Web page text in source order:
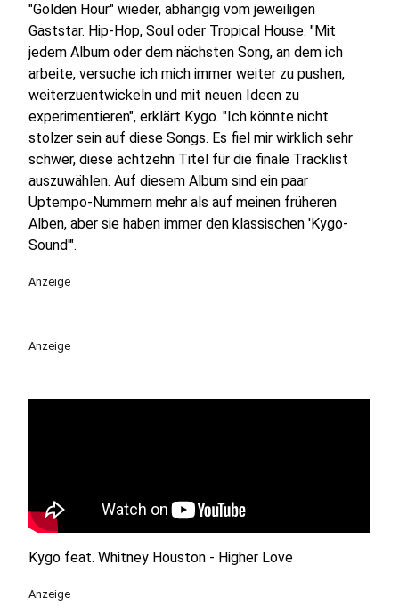
"Golden Hour" wieder, abhängig vom jeweiligen
Gaststar. Hip-Hop, Soul oder Tropical House. "Mit
jedem Album oder dem nächsten Song, an dem ich
arbeite, versuche ich mich immer weiter zu pushen,
weiterzuentwickeln und mit neuen Ideen zu
experimentieren", erklärt Kygo. "Ich könnte nicht
stolzer sein auf diese Songs. Es fiel mir wirklich sehr
schwer, diese achtzehn Titel für die finale Tracklist
auszuwählen. Auf diesem Album sind ein paar
Uptempo-Nummern mehr als auf meinen früheren
Alben, aber sie haben immer den klassischen 'Kygo-
Sound'".
Anzeige
Anzeige
Kygo feat. Whitney Houston - Higher Love
Anzeige